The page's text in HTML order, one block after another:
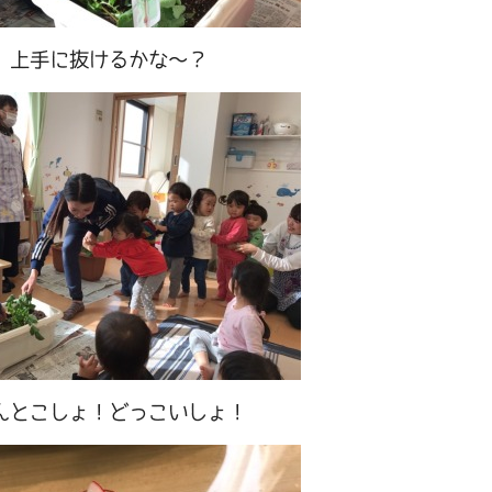
上手に抜けるかな～？
とこしょ！どっこいしょ！